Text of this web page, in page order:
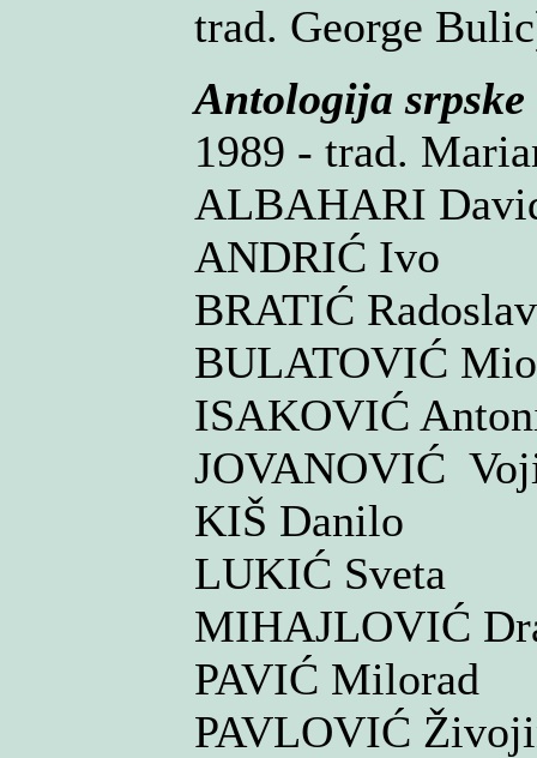
trad. George
Antologija
1989 - trad.
ALBAHARI
ANDRIĆ Ivo
BRATIĆ
BULATOVIĆ
ISAKOVIĆ
JOVANOVIĆ
KIŠ Danilo
LUKIĆ Sveta
MIHAJLOVIĆ
PAVIĆ Milorad
PAVLOVIĆ